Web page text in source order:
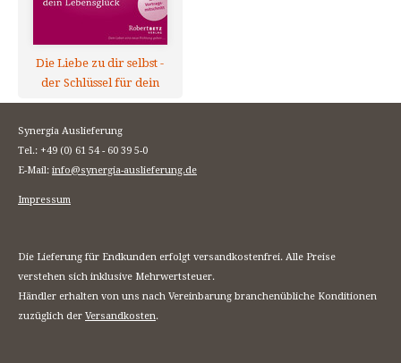
Die Liebe zu dir selbst -
der Schlüssel für dein
Lebensglück
Synergia Auslieferung
Tel.: +49 (0) 61 54 - 60 39 5-0
E-Mail: info@synergia-auslieferung.de
Impressum
Die Lieferung für Endkunden erfolgt versandkostenfrei. Alle Preise
verstehen sich inklusive Mehrwertsteuer.
Händler erhalten von uns nach Vereinbarung branchenübliche Konditionen
zuzüglich der Versandkosten.